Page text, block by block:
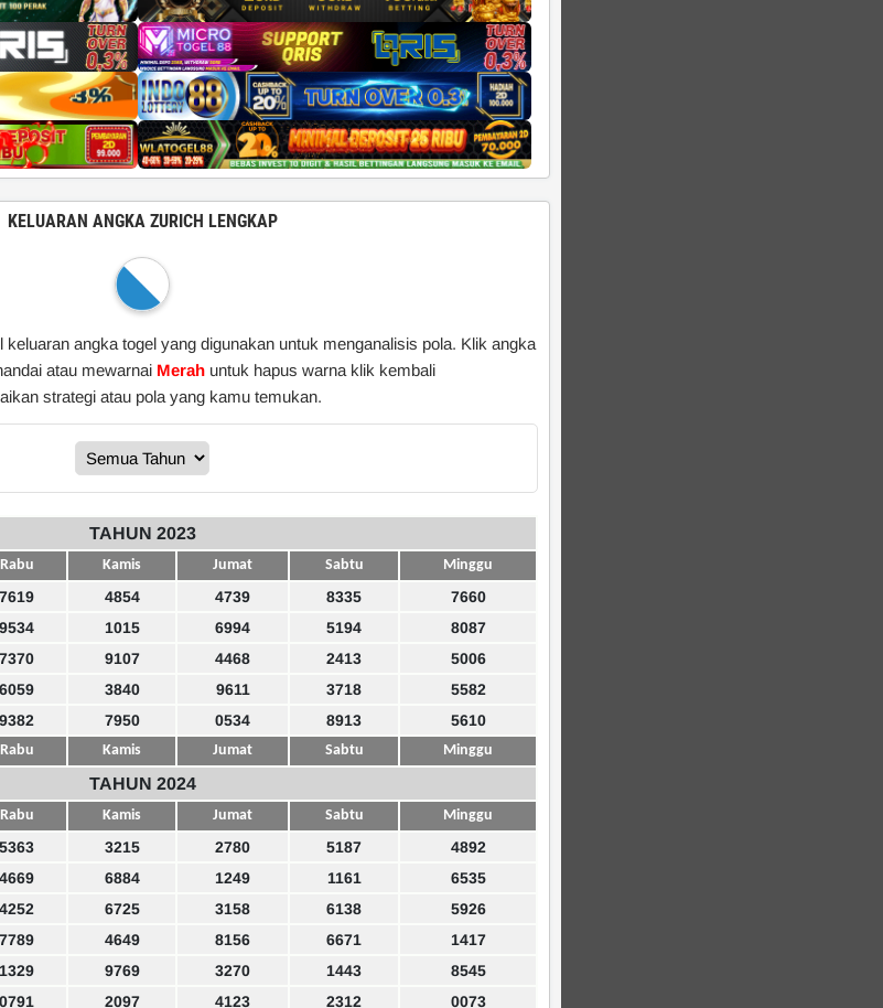
KELUARAN ANGKA ZURICH LENGKAP
keluaran angka togel yang digunakan untuk menganalisis pola. Klik angka
atau mewarnai Merah untuk hapus warna klik kembali
strategi atau pola yang kamu temukan.
TAHUN 2023
Rabu Kamis Jumat Sabtu Minggu
7619 4854 4739 8335
7660
9534 1015 6994 5194
8087
7370 9107 4468 2413
5006
6059 3840 9611 3718
5582
9382 7950 0534 8913 5610
Rabu Kamis Jumat Sabtu Minggu
TAHUN 2024
Rabu Kamis Jumat Sabtu Minggu
5363 3215 2780 5187
4892
4669 6884 1249 1161
6535
4252 6725 3158 6138
5926
7789 4649 8156 6671
1417
1329 9769 3270 1443
8545
0791 2097 4123 2312
0073